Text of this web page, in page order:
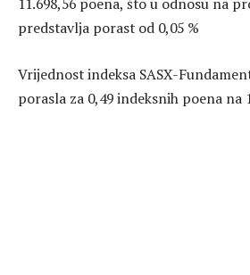
predstavlja porast od 0,05 %
Vrijednost indeksa SASX-
porasla za 0,49 indeksnih poena na